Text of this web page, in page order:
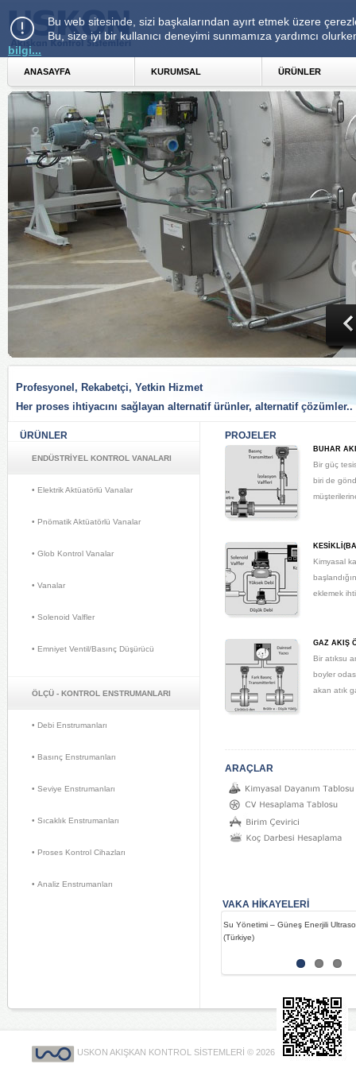
Bu web sitesinde, sizi başkalarından ayırt etmek üzere
Bu, size iyi bir kullanıcı deneyimi sunmamıza yardımcı
bilgi...
ANASAYFA KURUMSAL ÜRÜNLER
Önceki 1 2
3
4
Profesyonel, Rekabetçi, Yetkin Hizmet
Her proses ihtiyacını sağlayan alternatif ürünler, alternatif çözümler..
ÜRÜNLER
ENDÜSTRİYEL KONTROL VANALARI
• Elektrik Aktüatörlü Vanalar
• Pnömatik Aktüatörlü Vanalar
• Glob Kontrol Vanalar
• Vanalar
• Solenoid Valfler
• Emniyet Ventil/Basınç Düşürücü
ÖLÇÜ - KONTROL ENSTRUMANLARI
• Debi Enstrumanları
• Basınç Enstrumanları
• Seviye Enstrumanları
• Sıcaklık Enstrumanları
• Proses Kontrol Cihazları
• Analiz Enstrumanları
PROJELER
BUHAR
Bir güç
biri de
Kimyasal
eklemek
GAZ AKIŞ
Bir atıksu
boyler
akan atık
ARAÇLAR
VAKA HİKAYELERİ
Su Yönetimi – Güneş Enerjili
(Türkiye)
USKON AKIŞKAN KONTROL SİSTEMLERİ © 2026